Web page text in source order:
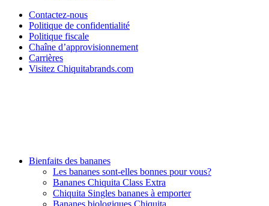
Contactez-nous
Politique de confidentialité
Politique fiscale
Chaîne d’approvisionnement
Carrières
Visitez Chiquitabrands.com
Bienfaits des bananes
Les bananes sont-elles bonnes pour vous?
Bananes Chiquita Class Extra
Chiquita Singles bananes à emporter
Bananes biologiques Chiquita